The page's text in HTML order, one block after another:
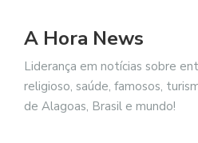
A Hora News
Liderança em notícias sobre
religioso, saúde, famosos,
de Alagoas, Brasil e mundo!